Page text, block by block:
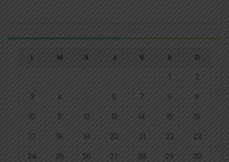
L M X J V S D
1
2
3
4 5 6 7 8
9
10
11 12 13 14 15
16
17
18 19 20 21 22
23
24
25 26 27 28 29
30